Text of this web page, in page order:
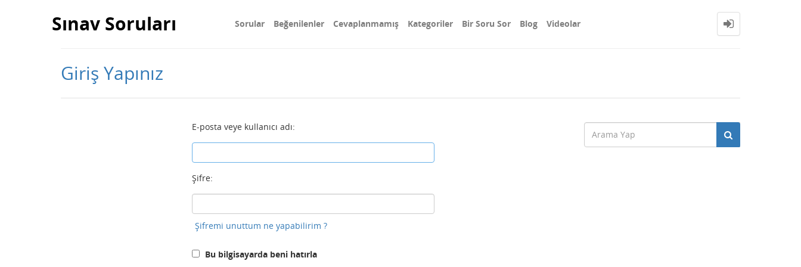
Sınav Soruları Sorular Beğenilenler Cevaplanmamış Kategoriler Bir Soru Sor Blog Videolar
Giriş Yapınız
E-posta veye kullanıcı adı:
Şifre:
Şifremi unuttum ne yapabilirim ?
Bu bilgisayarda beni hatırla